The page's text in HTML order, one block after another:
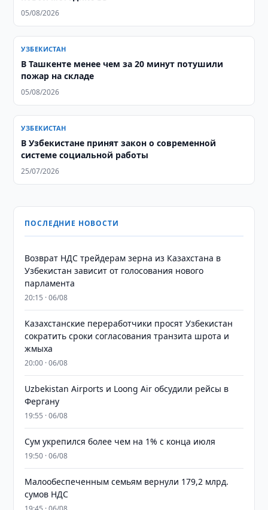
05/08/2026
УЗБЕКИСТАН
В Ташкенте менее чем за 20 минут потушили
пожар на складе
05/08/2026
УЗБЕКИСТАН
В Узбекистане принят закон о современной
системе социальной работы
25/07/2026
ПОСЛЕДНИЕ НОВОСТИ
Возврат НДС трейдерам зерна из Казахстана в
Узбекистан зависит от голосования нового
парламента
20:15 · 06/08
Казахстанские переработчики просят Узбекистан
сократить сроки согласования транзита шрота и
жмыха
20:00 · 06/08
Uzbekistan Airports и Loong Air обсудили рейсы в
Фергану
19:55 · 06/08
Сум укрепился более чем на 1% с конца июля
19:50 · 06/08
Малообеспеченным семьям вернули 179,2 млрд.
сумов НДС